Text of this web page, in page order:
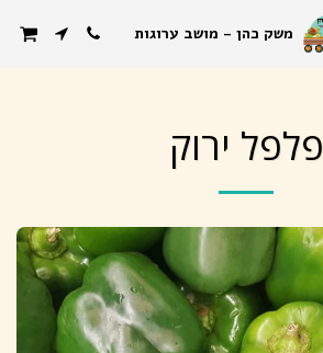
משק כהן - מושב ערוגות
פלפל ירוק